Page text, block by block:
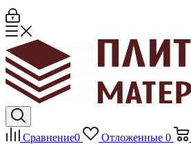
Сравнение0 Отложенные 0